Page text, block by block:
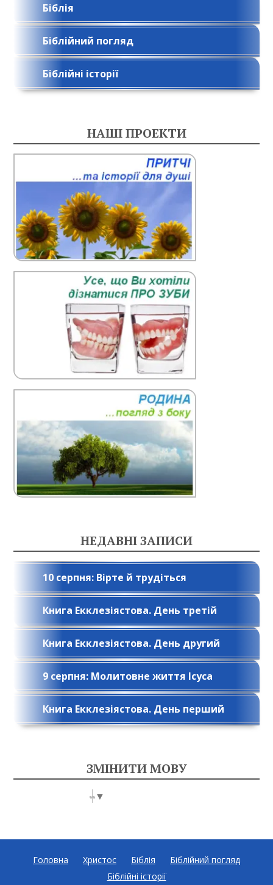
Біблія
Біблійний погляд
Біблійні історії
НАШІ ПРОЕКТИ
НЕДАВНІ ЗАПИСИ
10 серпня: Вірте й трудіться
Книга Екклезіястова. День третій
Книга Екклезіястова. День другий
9 серпня: Молитовне життя Ісуса
Книга Екклезіястова. День перший
ЗМІНИТИ МОВУ
Select Language ▼
Головна Христос Біблія
Біблійний погляд
Біблійні історії